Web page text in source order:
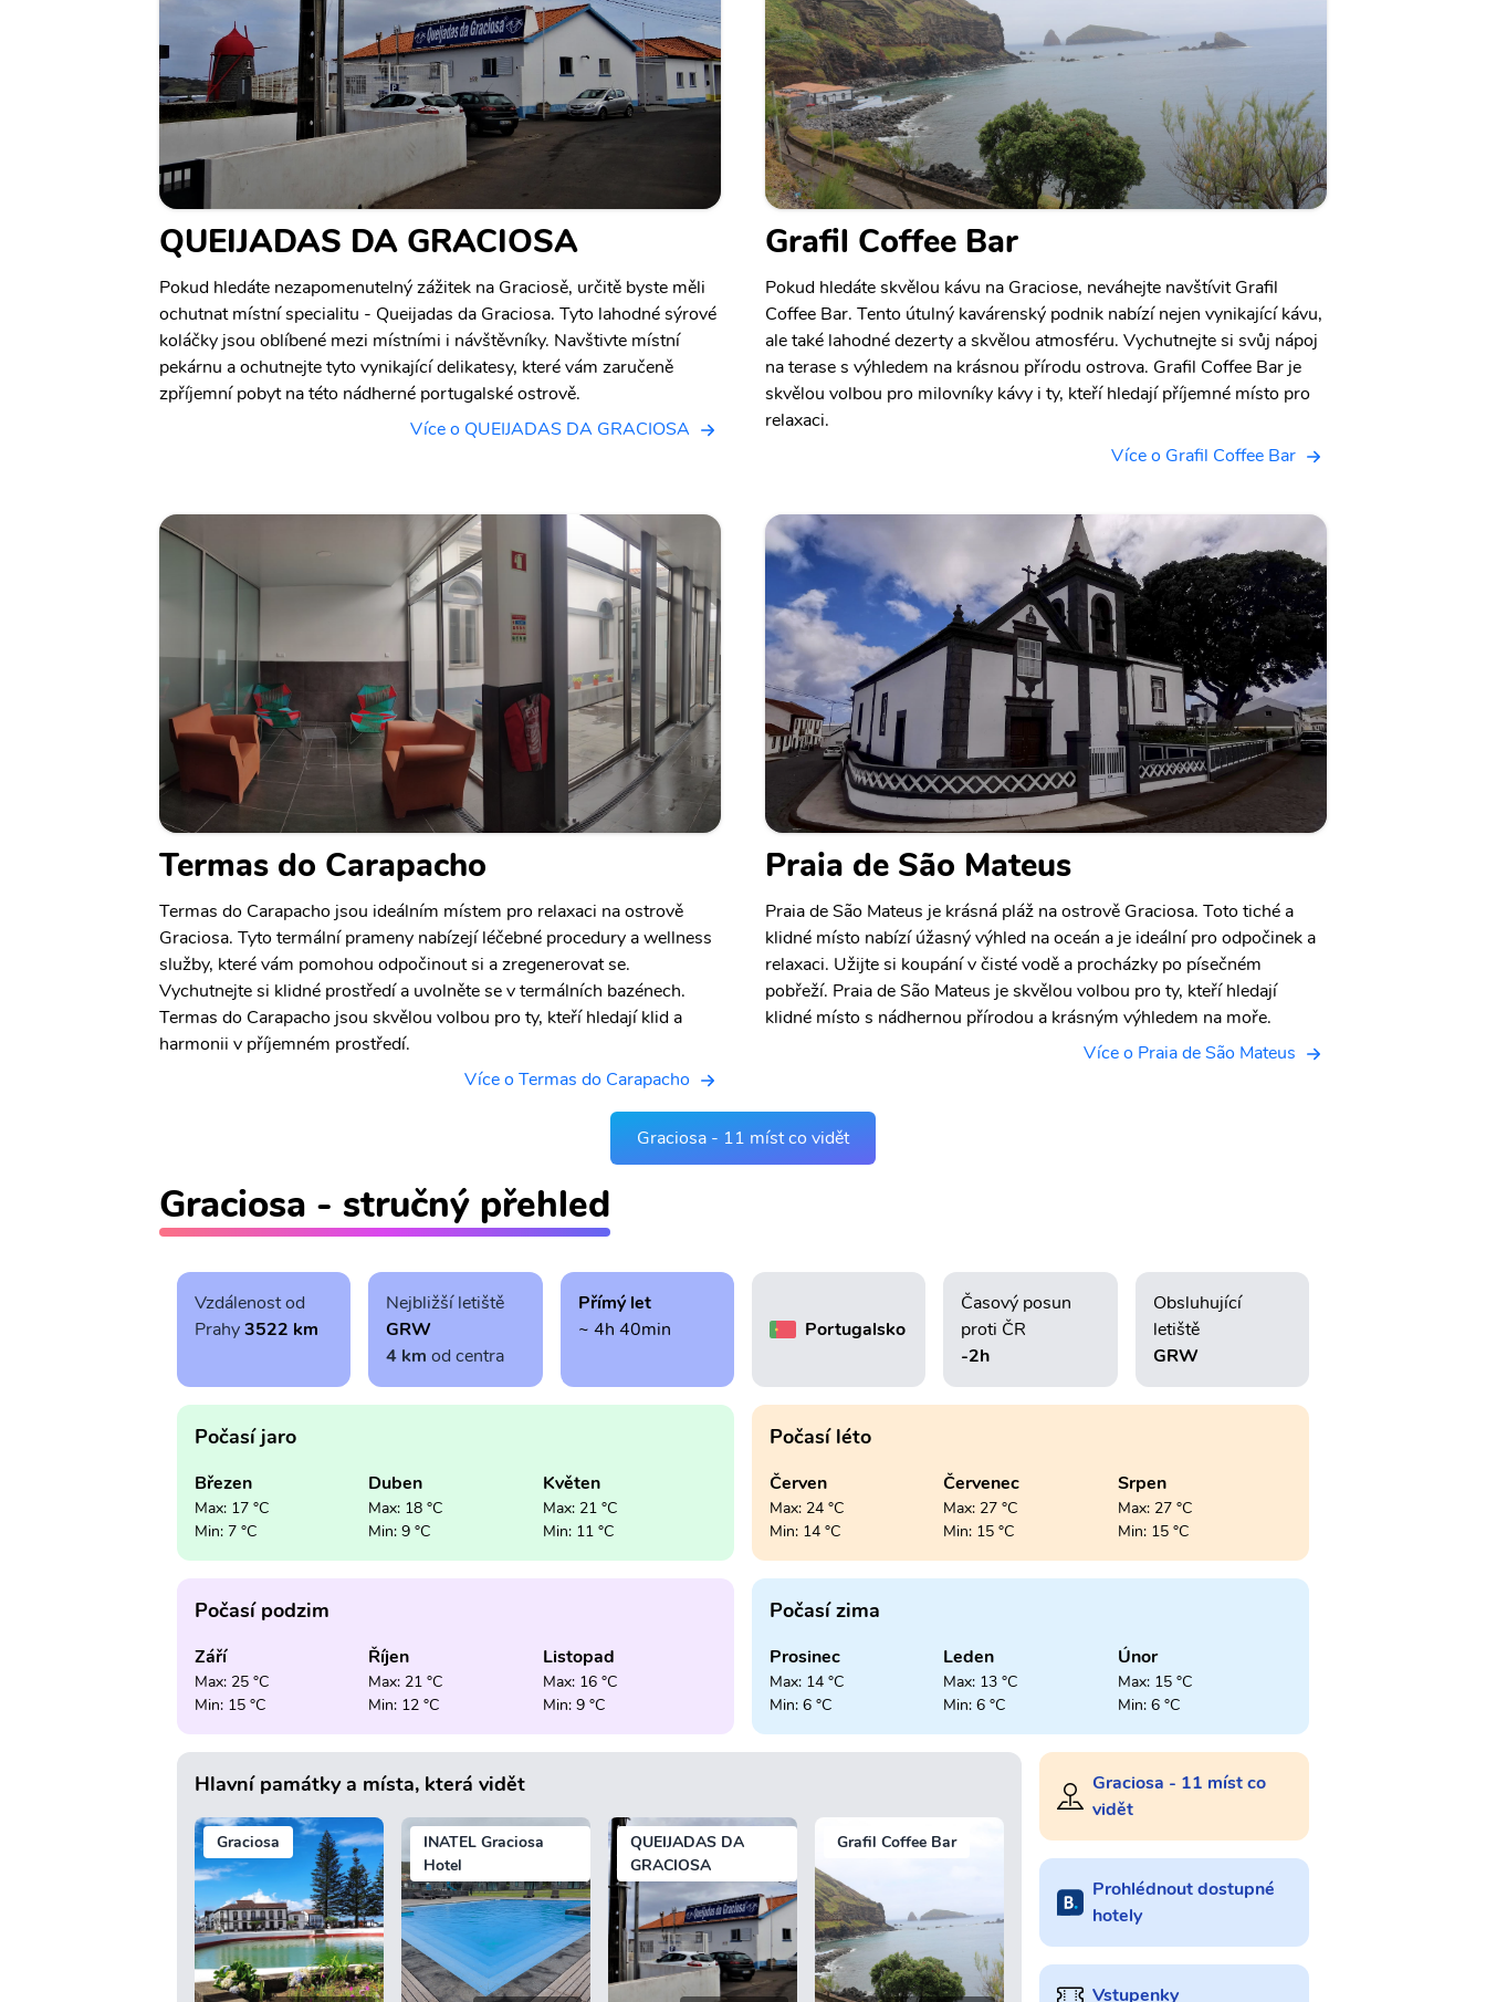
QUEIJADAS DA GRACIOSA
Pokud hledáte nezapomenutelný zážitek na Graciosě, určitě byste měli
ochutnat místní specialitu - Queijadas da Graciosa. Tyto lahodné sýrové
koláčky jsou oblíbené mezi místními i návštěvníky. Navštivte místní
pekárnu a ochutnejte tyto vynikající delikatesy, které vám zaručeně
zpříjemní pobyt na této nádherné portugalské ostrově.
Více o QUEIJADAS DA GRACIOSA
Grafil Coffee Bar
Pokud hledáte skvělou kávu na Graciose, neváhejte navštívit Grafil
Coffee Bar. Tento útulný kavárenský podnik nabízí nejen vynikající kávu,
ale také lahodné dezerty a skvělou atmosféru. Vychutnejte si svůj nápoj
na terase s výhledem na krásnou přírodu ostrova. Grafil Coffee Bar je
skvělou volbou pro milovníky kávy i ty, kteří hledají příjemné místo pro
relaxaci.
Více o Grafil Coffee Bar
Termas do Carapacho
Termas do Carapacho jsou ideálním místem pro relaxaci na ostrově
Graciosa. Tyto termální prameny nabízejí léčebné procedury a wellness
služby, které vám pomohou odpočinout si a zregenerovat se.
Vychutnejte si klidné prostředí a uvolněte se v termálních bazénech.
Termas do Carapacho jsou skvělou volbou pro ty, kteří hledají klid a
harmonii v příjemném prostředí.
Více o Termas do Carapacho
Praia de São Mateus
Praia de São Mateus je krásná pláž na ostrově Graciosa. Toto tiché a
klidné místo nabízí úžasný výhled na oceán a je ideální pro odpočinek a
relaxaci. Užijte si koupání v čisté vodě a procházky po písečném
pobřeží. Praia de São Mateus je skvělou volbou pro ty, kteří hledají
klidné místo s nádhernou přírodou a krásným výhledem na moře.
Více o Praia de São Mateus
Graciosa - 11 míst co vidět
Graciosa - stručný přehled
Vzdálenost od
Prahy3522 km
Nejbližší letiště
GRW
4 km od centra
Přímý let
~ 4h 40min
Portugalsko
Časový posun
proti ČR
-2h
Obsluhující
letiště
GRW
Počasí jaro
Březen
Max: 17 °C
Min: 7 °C
Duben
Max: 18 °C
Min: 9 °C
Květen
Max: 21 °C
Min: 11 °C
Počasí léto
Červen
Max: 24 °C
Min: 14 °C
Červenec
Max: 27 °C
Min: 15 °C
Srpen
Max: 27 °C
Min: 15 °C
Počasí podzim
Září
Max: 25 °C
Min: 15 °C
Říjen
Max: 21 °C
Min: 12 °C
Listopad
Max: 16 °C
Min: 9 °C
Počasí zima
Prosinec
Max: 14 °C
Min: 6 °C
Leden
Max: 13 °C
Min: 6 °C
Únor
Max: 15 °C
Min: 6 °C
Hlavní památky a místa, která vidět
Graciosa
INATEL Graciosa
Hotel
QUEIJADAS DA
GRACIOSA
Grafil Coffee Bar
Graciosa - 11 míst co
vidět
Prohlédnout dostupné
hotely
Vstupenky